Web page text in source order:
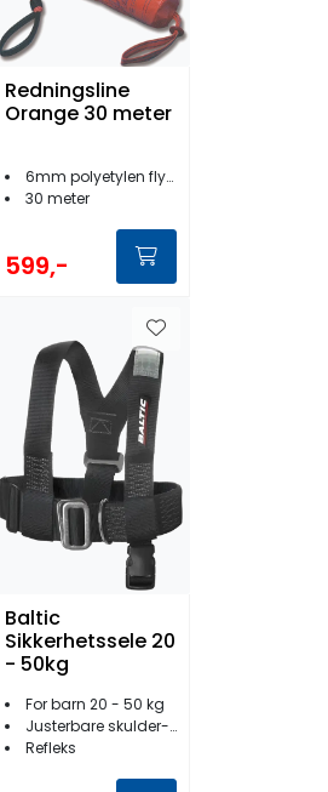
Redningsline
Orange 30 meter
6mm polyetylen flytetau
30 meter
599,-
Baltic
Sikkerhetssele 20
- 50kg
For barn 20 - 50 kg
Justerbare skulder- og midjebånd
Refleks